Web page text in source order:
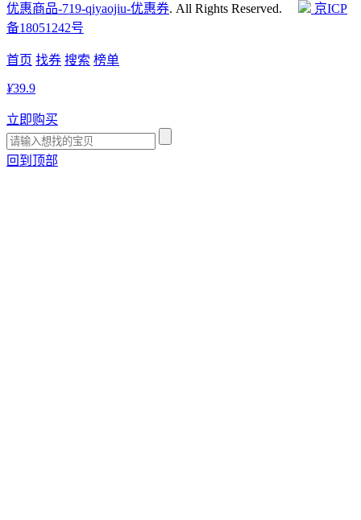
优惠商品-719-qiyaojiu-优惠券. All Rights Reserved.
京ICP
备18051242号
首页 找券 搜索 榜单
¥39.9
立即购买
回到顶部